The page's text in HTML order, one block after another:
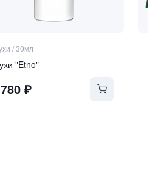
/30мл
"Etno"
₽